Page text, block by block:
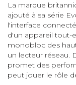
La marque
ajouté à sa série
l'interface
d'un appareil tout-
monobloc des
un lecteur réseau.
promet des
peut jouer le rôle